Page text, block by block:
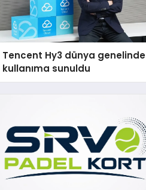
Tencent Hy3 dünya genelinde
kullanıma sunuldu